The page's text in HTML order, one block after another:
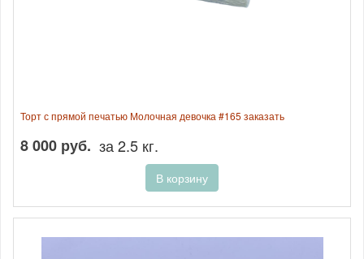
Торт с прямой печатью Молочная девочка #165 заказать
8 000 руб. за 2.5 кг.
В корзину